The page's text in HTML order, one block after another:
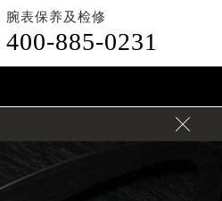
腕表保养及检修
400-885-0231
